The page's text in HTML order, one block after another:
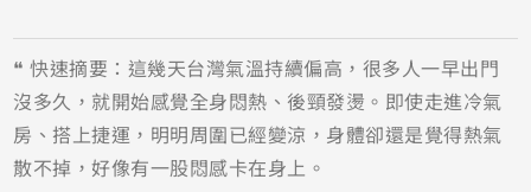
❝ 快速摘要：這幾天台灣氣溫持續偏高，很多人一早出門
沒多久，就開始感覺全身悶熱、後頸發燙。即使走進冷氣
房、搭上捷運，明明周圍已經變涼，身體卻還是覺得熱氣
散不掉，好像有一股悶感卡在身上。